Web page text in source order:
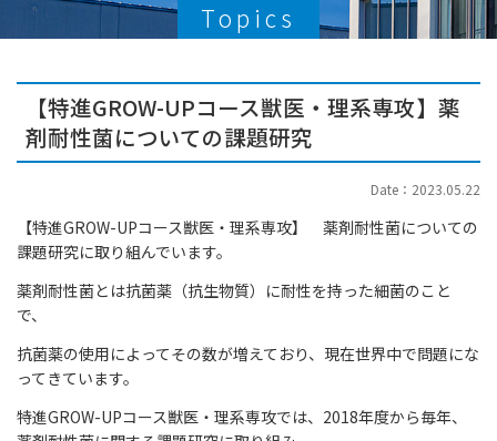
Topics
【特進GROW-UPコース獣医・理系専攻】薬
剤耐性菌についての課題研究
Date：2023.05.22
【特進GROW-UPコース獣医・理系専攻】 薬剤耐性菌についての
課題研究に取り組んでいます。
薬剤耐性菌とは抗菌薬（抗生物質）に耐性を持った細菌のこと
で、
抗菌薬の使用によってその数が増えており、現在世界中で問題にな
ってきています。
特進GROW-UPコース獣医・理系専攻では、2018年度から毎年、